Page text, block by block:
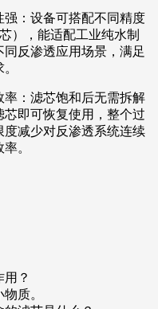
：设备可搭配不同精度
），能适配工业纯水制
反渗透应用场景，满足
：滤芯饱和后无需拆解
即可恢复使用，整个过
减少对反渗透系统连续
。
？
质。